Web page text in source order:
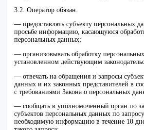
3.2. Оператор обязан:
— предоставлять субъекту персональных
просьбе информацию, касающуюся
персональных данных;
— организовывать обработку
установленном действующим
— отвечать на обращения и запросы
данных и их законных представителей в
с требованиями Закона о персональных
— сообщать в уполномоченный орган по
субъектов персональных данных по
необходимую информацию в течение 10